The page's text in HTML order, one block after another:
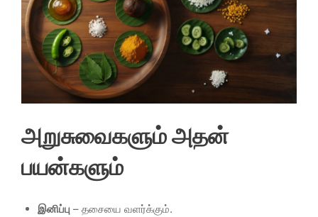
அறுசுவைகளும் அதன்
பயன்களும்
இனிப்பு – தசையை வளர்க்கும்.